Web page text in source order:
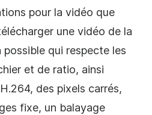
pour la vidéo que
une vidéo de la
qui respecte les
et de ratio, ainsi
des pixels carrés,
fixe, un balayage